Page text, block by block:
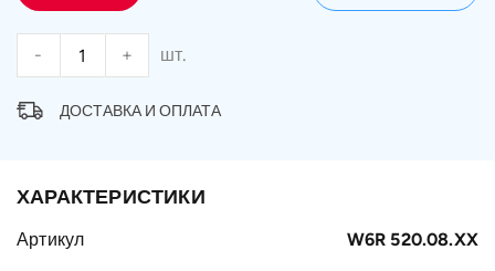
- + шт.
ДОСТАВКА И ОПЛАТА
ХАРАКТЕРИСТИКИ
Артикул W6R 520.08.XX